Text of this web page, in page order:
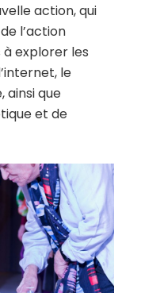
action, qui
l’action
à explorer les
le
ainsi que
et de